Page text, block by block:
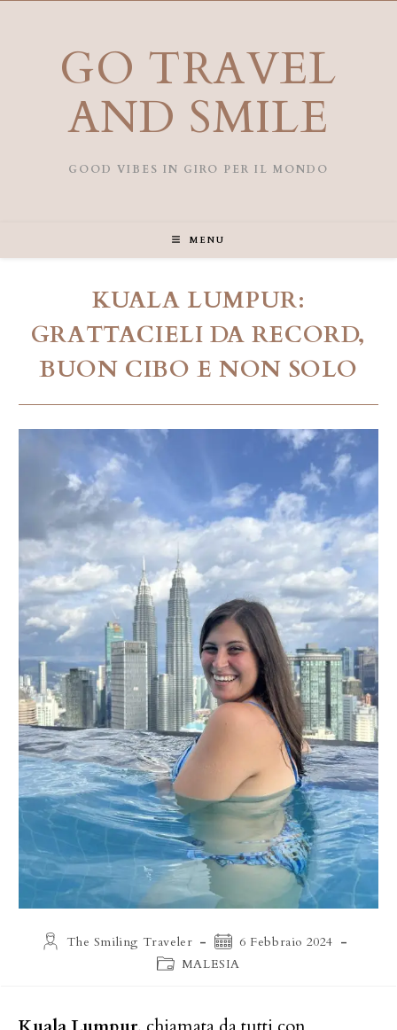
GO TRAVEL
AND SMILE
GOOD VIBES IN GIRO PER IL MONDO
MENU
KUALA LUMPUR:
GRATTACIELI DA RECORD,
BUON CIBO E NON SOLO
AutoreThe Smiling Traveler
Articolo
pubblicato:
6 Febbraio 2024
Categoria
MALESIA